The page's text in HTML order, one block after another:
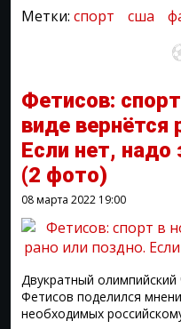
Метки: спорт сша
Фетисов:
виде вернётся
Если нет, надо
(2 фото)
08 марта 2022 19:00
Двукратный
Фетисов поделился
необходимых